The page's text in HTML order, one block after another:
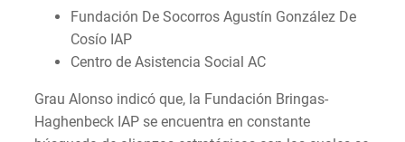
Fundación De Socorros Agustín González De
Cosío IAP
Centro de Asistencia Social AC
Grau Alonso indicó que, la Fundación Bringas-
Haghenbeck IAP se encuentra en constante